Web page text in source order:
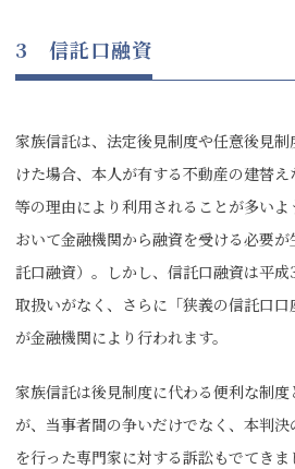
3 信託口融資
家族信託は、法定後見制度や任意後見
けた場合、本人が有する不動産の建替
等の理由により利用されることが多い
おいて金融機関から融資を受ける必要
託口融資）。しかし、信託口融資は平
取扱いがなく、さらに「狭義の信託口
が金融機関により行われます。
家族信託は後見制度に代わる便利な制
が、当事者間の争いだけでなく、本判
を行った専門家に対する訴訟もでてき